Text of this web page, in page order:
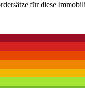
für diese